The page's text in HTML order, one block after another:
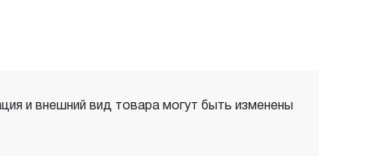
и внешний вид товара могут быть изменены